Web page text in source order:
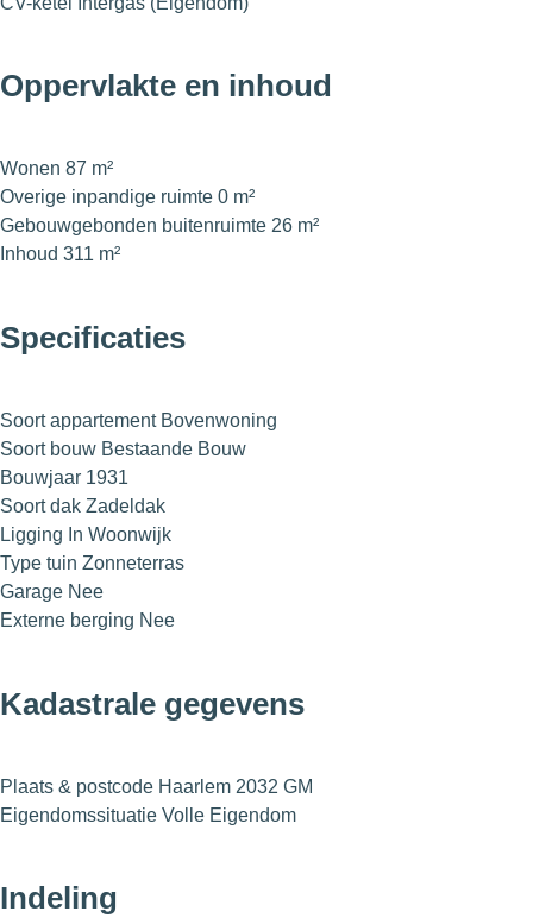
Oppervlakte en inhoud
Wonen 87 m²
Overige inpandige ruimte 0 m²
Gebouwgebonden buitenruimte 26 m²
Inhoud 311 m²
Specificaties
Soort appartement Bovenwoning
Soort bouw Bestaande Bouw
Bouwjaar 1931
Soort dak Zadeldak
Ligging In Woonwijk
Type tuin Zonneterras
Garage Nee
Externe berging Nee
Kadastrale gegevens
Plaats & postcode Haarlem 2032 GM
Eigendomssituatie Volle Eigendom
Indeling